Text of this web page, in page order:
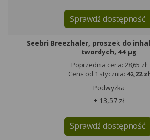
Sprawdź dostępność
Seebri Breezhaler, proszek do
twardych, 44 µg
Poprzednia cena: 28,65 zł
Cena od 1 stycznia: 42,22 zł
Podwyżka
+ 13,57 zł
Sprawdź dostępność